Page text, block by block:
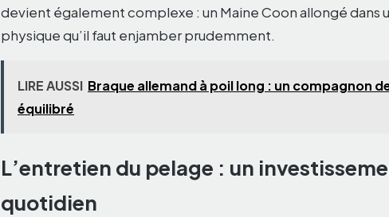
devient également complexe : un Maine Coon allongé dans
physique qu’il faut enjamber prudemment.
LIRE AUSSI Braque allemand à poil long : un compagnon
équilibré
L’entretien du pelage : un
quotidien